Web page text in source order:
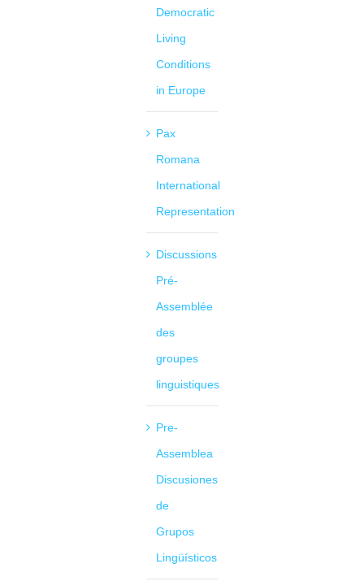
Democratic
Living
Conditions
in Europe
Pax
Romana
International
Representation
Discussions
Pré-
Assemblée
des
groupes
linguistiques
Pre-
Assemblea
Discusiones
de
Grupos
Lingüísticos